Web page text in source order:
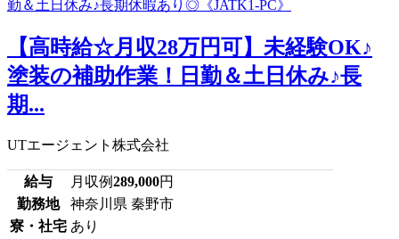
【高時給☆月収28万円可】未経験OK♪
塗装の補助作業！日勤＆土日休み♪長
期...
UTエージェント株式会社
給与 月収例289,000円
勤務地
神奈川県 秦野市
寮・社宅 あり